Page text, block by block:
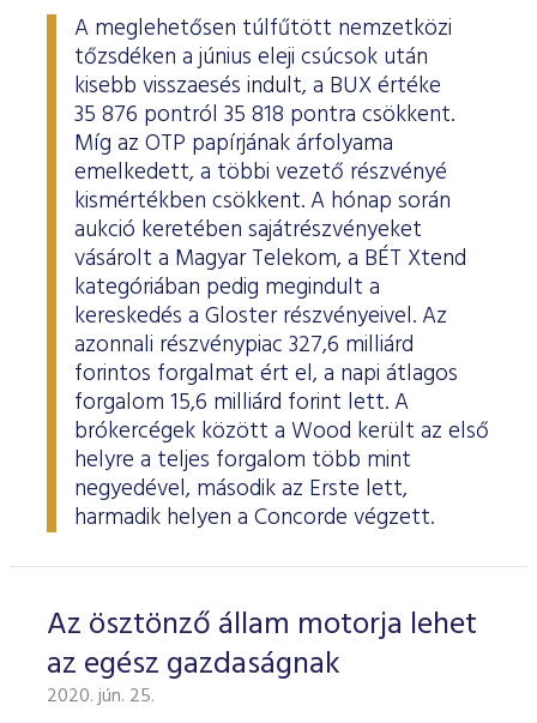
A meglehetősen túlfűtött nemzetközi
tőzsdéken a június eleji csúcsok után
kisebb visszaesés indult, a BUX értéke
35 876 pontról 35 818 pontra csökkent.
Míg az OTP papírjának árfolyama
emelkedett, a többi vezető részvényé
kismértékben csökkent. A hónap során
aukció keretében sajátrészvényeket
vásárolt a Magyar Telekom, a BÉT Xtend
kategóriában pedig megindult a
kereskedés a Gloster részvényeivel. Az
azonnali részvénypiac 327,6 milliárd
forintos forgalmat ért el, a napi átlagos
forgalom 15,6 milliárd forint lett. A
brókercégek között a Wood került az első
helyre a teljes forgalom több mint
negyedével, második az Erste lett,
harmadik helyen a Concorde végzett.
Az ösztönző állam motorja lehet
az egész gazdaságnak
2020. jún. 25.